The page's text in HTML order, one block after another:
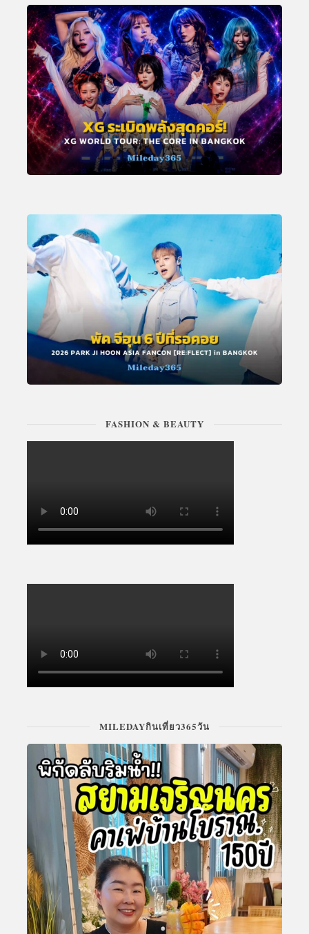
FASHION & BEAUTY
MILEDAYกินเที่ยว365วัน